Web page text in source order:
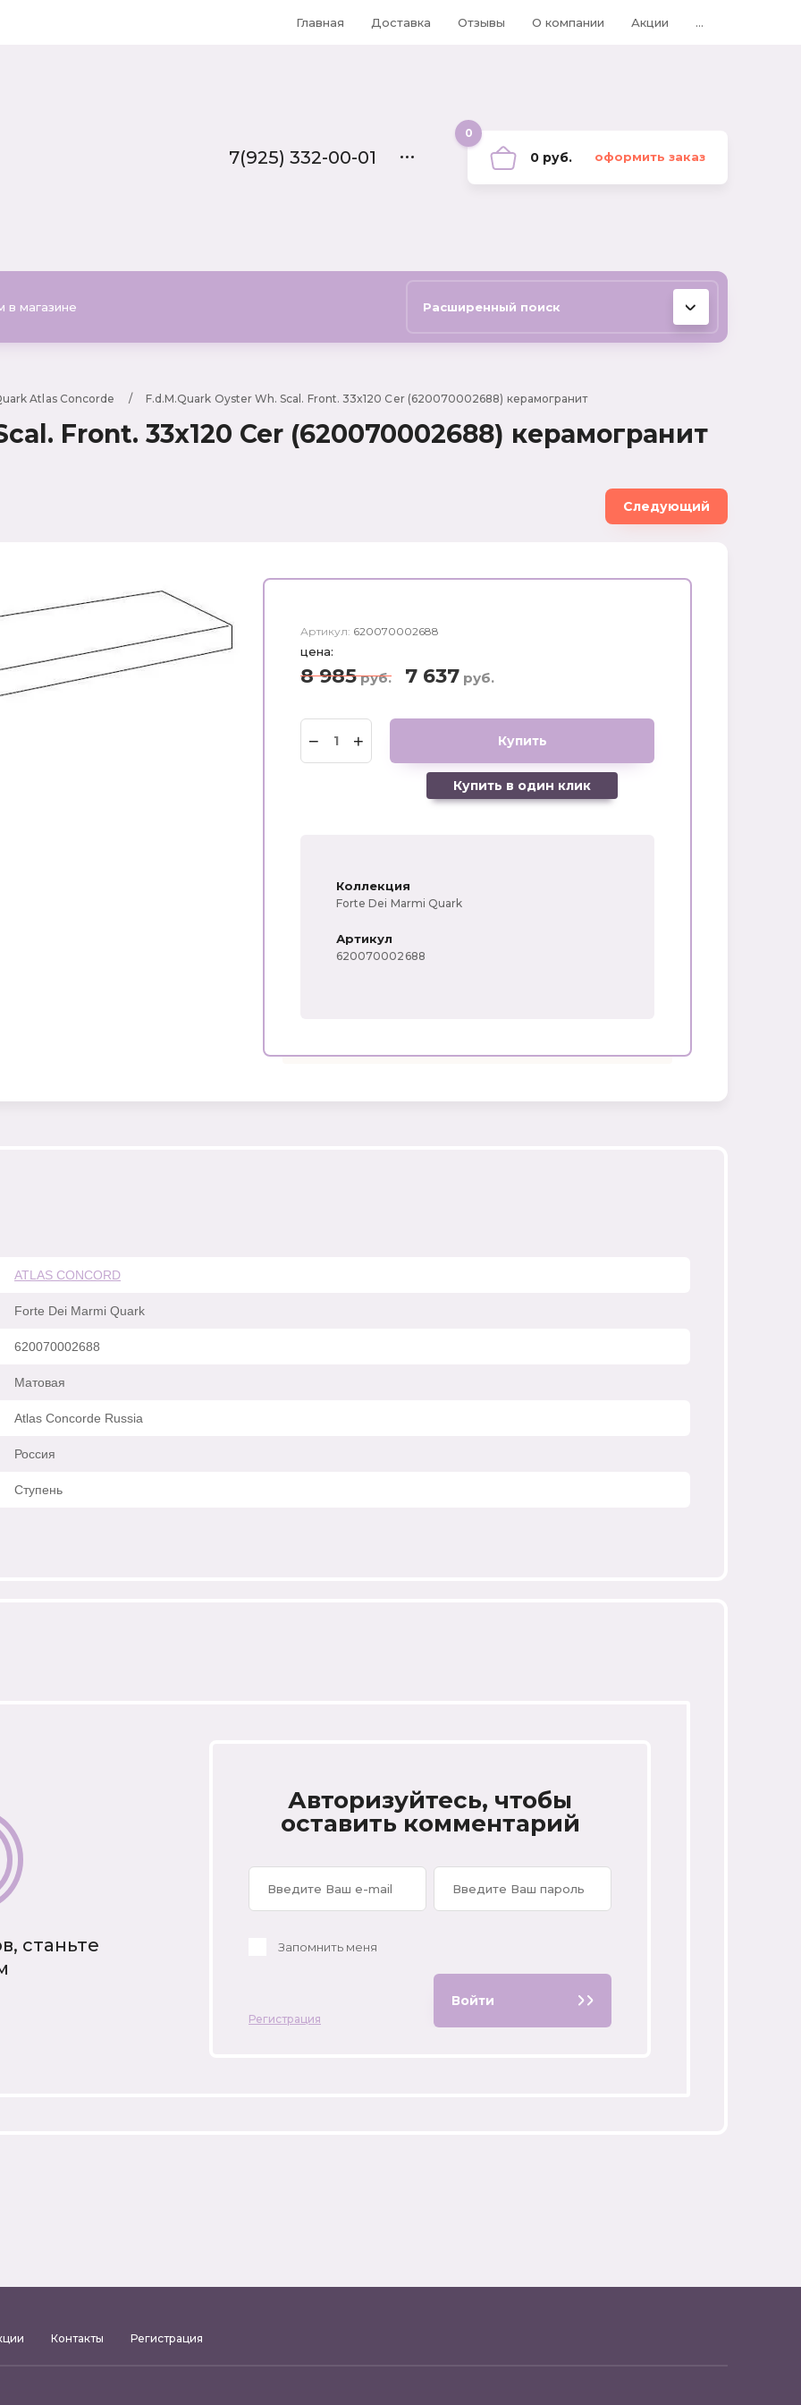
Главная Доставка Отзывы О компании Акции ...
7(925) 332-00-01
0
0 руб. оформить заказ
Расширенный поиск
Цена (руб.):
Текст:
Выберите категорию:
Выберите...
Новинка:
Результатов на странице:
Atlas Concorde
     /
F.d.M.Quark Oyster Wh. Scal. Front. 33x120 Cer (620070002688) керамогранит
Front. 33x120 Cer (620070002688) керамогранит
Следующий
Артикул: 620070002688
цена:
8 985руб. 7 637 руб.
− + Купить
Купить в один клик
Коллекция
Forte Dei Marmi Quark
Артикул
620070002688
ATLAS CONCORD
Forte Dei Marmi Quark
620070002688
Матовая
Atlas Concorde Russia
Россия
Ступень
станьте
Авторизуйтесь, чтобы
оставить комментарий
Запомнить меня
Регистрация
Войти
Контакты Регистрация